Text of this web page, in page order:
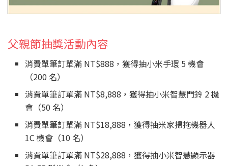
父親節抽獎活動內容
消費單筆訂單滿 NT$888，獲得抽小米手環 5 機會
（200 名）
消費單筆訂單滿 NT$8,888，獲得抽小米智慧門鈴 2 機
會（50 名）
消費單筆訂單滿 NT$18,888，獲得抽米家掃拖機器人
1C 機會（10 名）
消費單筆訂單滿 NT$28,888，獲得抽小米智慧顯示器